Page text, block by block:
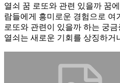
열쇠 꿈 로또와 관련 있을까 꿈
람들에게 흥미로운 경험으로 여
로또와 관련이 있을까 하는 궁
열쇠는 새로운 기회를 상징하